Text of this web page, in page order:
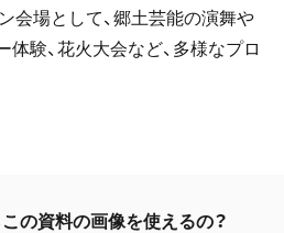
会場として、郷土芸能の演舞や
体験、花火大会など、多様なプロ
の資料の画像を使えるの？